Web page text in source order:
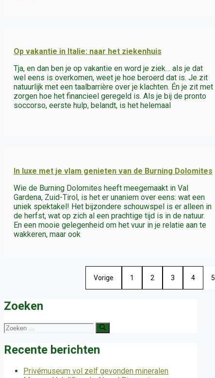
Op vakantie in Italie: naar het ziekenhuis
Tja, en dan ben je op vakantie en word je ziek… als je dat
wel eens is overkomen, weet je hoe beroerd dat is. Je zit
natuurlijk met een taalbarrière over je klachten. Én je zit met
zorgen hoe het financieel geregeld is. Als je bij de pronto
soccorso, eerste hulp, belandt, is het helemaal
In luxe met je vlam genieten van de Burning Dolomites
Wie de Burning Dolomites heeft meegemaakt in Val
Gardena, Zuid-Tirol, is het er unaniem over eens: wat een
uniek spektakel! Het bijzondere schouwspel is er alleen in
de herfst, wat op zich al een prachtige tijd is in de natuur.
En een mooie gelegenheid om het vuur in je relatie aan te
wakkeren, maar ook
Vorige 1 2 3 4 5
Zoeken
Zoek
naar:
Recente berichten
Privémuseum vol zelf gevonden mineralen